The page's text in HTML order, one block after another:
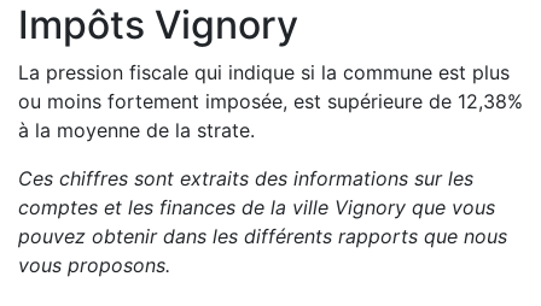
Impôts Vignory
La pression fiscale qui indique si la commune est plus
ou moins fortement imposée, est supérieure de 12,38%
à la moyenne de la strate.
Ces chiffres sont extraits des informations sur les
comptes et les finances de la ville Vignory que vous
pouvez obtenir dans les différents rapports que nous
vous proposons.